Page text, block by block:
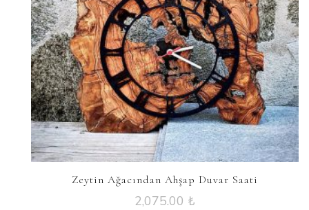
Zeytin Ağacından Ahşap Duvar Saati
2,075.00 ₺